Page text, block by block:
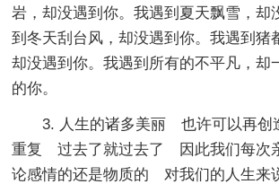
岩，却没遇到你。我遇到夏天飘雪，却
到冬天刮台风，却没遇到你。我遇到猪
却没遇到你。我遇到所有的不平凡，却
的你。
3. 人生的诸多美丽 也许可以再创
重复 过去了就过去了 因此我们每次
论感情的还是物质的 对我们的人生